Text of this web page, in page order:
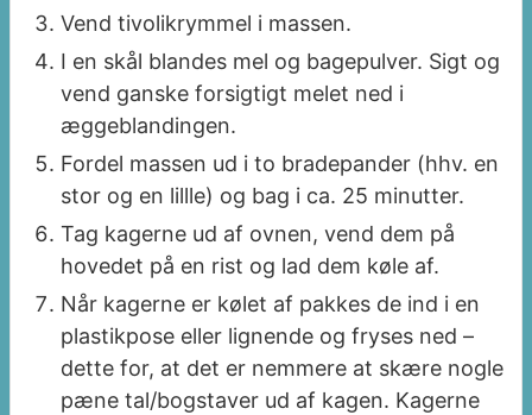
Vend tivolikrymmel i massen.
I en skål blandes mel og bagepulver. Sigt og
vend ganske forsigtigt melet ned i
æggeblandingen.
Fordel massen ud i to bradepander (hhv. en
stor og en lillle) og bag i ca. 25 minutter.
Tag kagerne ud af ovnen, vend dem på
hovedet på en rist og lad dem køle af.
Når kagerne er kølet af pakkes de ind i en
plastikpose eller lignende og fryses ned –
dette for, at det er nemmere at skære nogle
pæne tal/bogstaver ud af kagen. Kagerne